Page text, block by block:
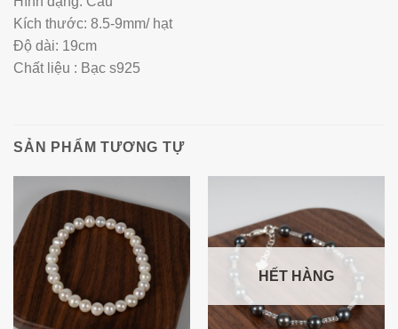
Kích thước: 8.5-9mm/ hạt
Độ dài: 19cm
Chất liệu : Bạc s925
SẢN PHẨM TƯƠNG TỰ
HẾT HÀNG